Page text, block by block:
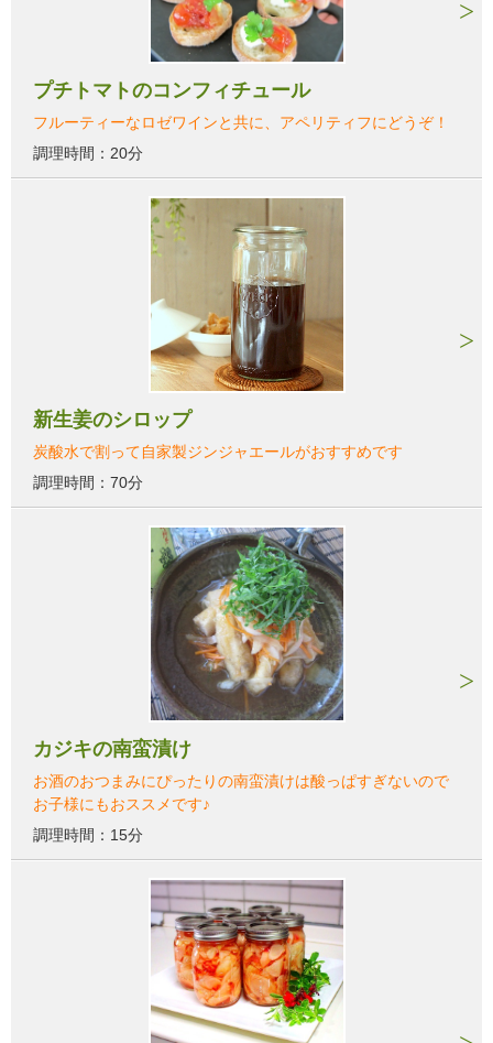
プチトマトのコンフィチュール
フルーティーなロゼワインと共に、アペリティフにどうぞ！
調理時間：20分
新生姜のシロップ
炭酸水で割って自家製ジンジャエールがおすすめです
調理時間：70分
カジキの南蛮漬け
お酒のおつまみにぴったりの南蛮漬けは酸っぱすぎないので
お子様にもおススメです♪
調理時間：15分